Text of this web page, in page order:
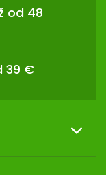
od 48
39 €